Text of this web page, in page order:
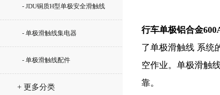
- JDU铜质H型单极安全滑触线
- 单极滑触线集电器
- 单极滑触线配件
+ 更多分类
行车单极铝合金
了单极滑触线 系统
空作业。单极滑触
靠。